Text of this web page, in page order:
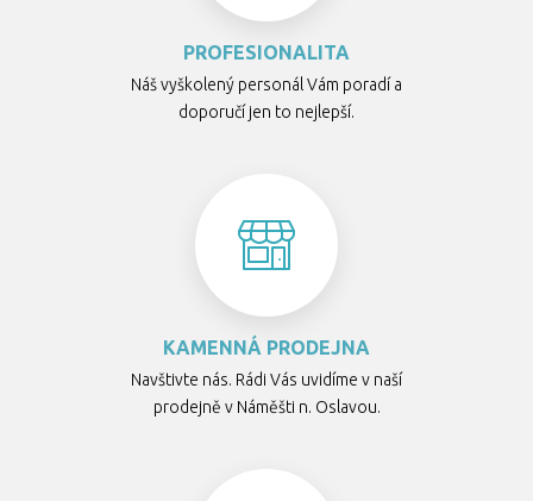
PROFESIONALITA
Náš vyškolený personál Vám poradí a
doporučí jen to nejlepší.
KAMENNÁ PRODEJNA
Navštivte nás. Rádi Vás uvidíme v naší
prodejně v Náměšti n. Oslavou.